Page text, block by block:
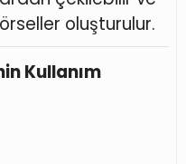
oluşturulur.
Kullanım